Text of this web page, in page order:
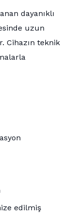
dayanıklı
uzun
Cihazın teknik
edilmiş